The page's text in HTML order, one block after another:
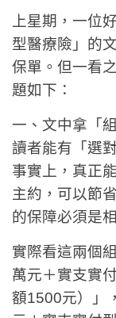
上星期，一位
型醫療險」的
保單。但一看
題如下：
一、文中拿「
讀者能有「選
事實上，真正
主約，可以節
的保障必須是
實際看這兩個
萬元＋實支實
額1500元）」